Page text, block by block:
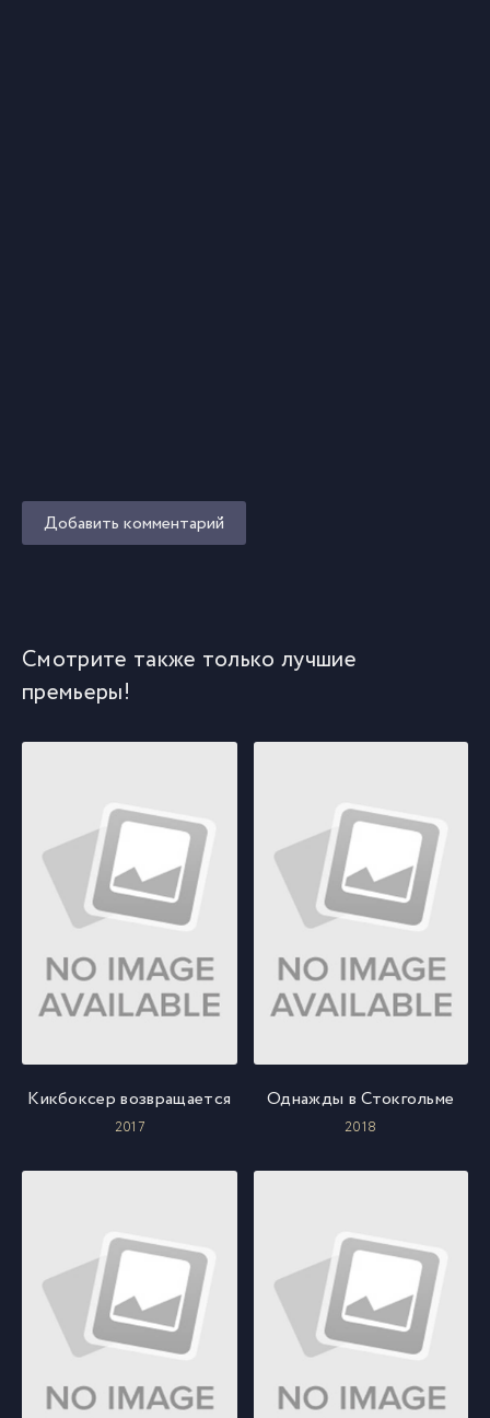
Добавить комментарий
Смотрите также только лучшие
премьеры!
Кикбоксер возвращается
2017
Однажды в Стокгольме
2018